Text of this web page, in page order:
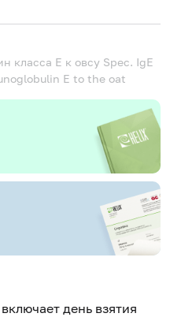
класса Е к овсу Spec. IgE
E to the oat
день взятия